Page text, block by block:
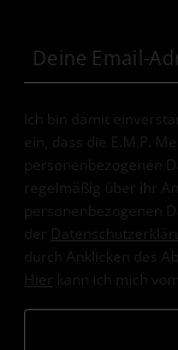
Ich bin damit
ein, dass die E.M.P.
personenbezogenen
regelmäßig über ihr
personenbezogenen
der
durch Anklicken des
Hier kann ich mich